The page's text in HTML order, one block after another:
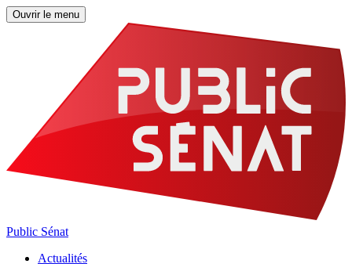
Ouvrir le menu
Public Sénat
Actualités